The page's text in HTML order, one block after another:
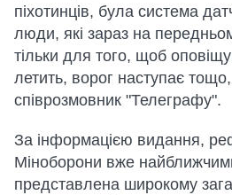
піхотинців, була система
люди, які зараз на
тільки для того, щоб
летить, ворог наступає
співрозмовник "Телеграфу".
За інформацією видання,
Міноборони вже
представлена широкому